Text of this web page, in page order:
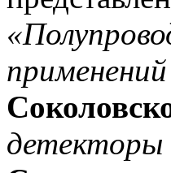
детекторы